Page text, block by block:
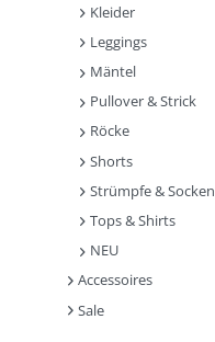
Kleider
Leggings
Mäntel
Pullover & Strick
Röcke
Shorts
Strümpfe & Socken
Tops & Shirts
NEU
Accessoires
Sale